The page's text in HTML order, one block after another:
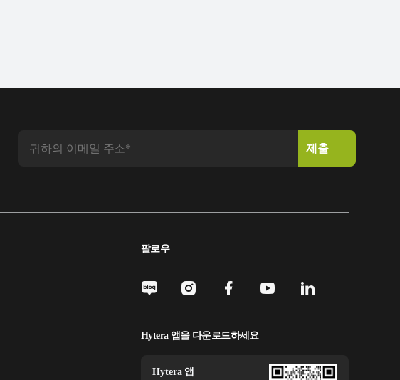
팔로우
Hytera 앱을 다운로드하세요
Hytera 앱